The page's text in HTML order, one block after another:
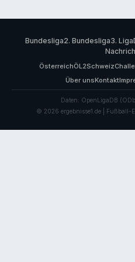
Bundesliga2. Bundesliga3. Liga
ÖsterreichÖL2Schweiz
Über unsKontakt
Daten: OpenLigaDB
© 2026 ergebnisse1.de | Fußball-